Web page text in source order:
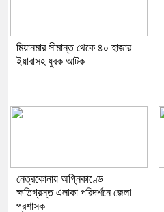
মিয়ানমার সীমান্ত থেকে ৪০ হাজার
ইয়াবাসহ যুবক আটক
নেত্রকোনায় অগ্নিকাণ্ডে
ক্ষতিগ্রস্ত এলাকা পরিদর্শনে জেলা
প্রশাসক